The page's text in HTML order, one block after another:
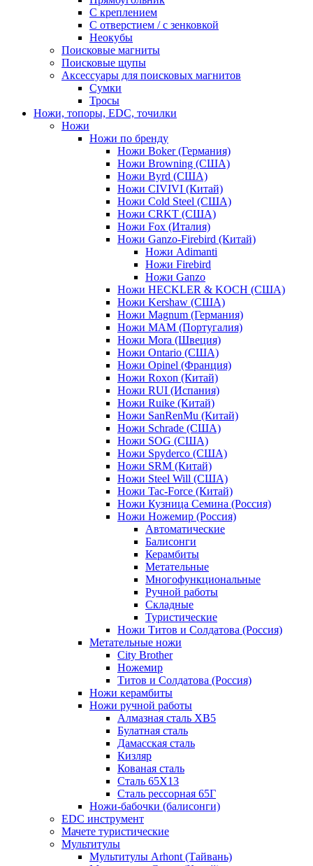
С креплением
С отверстием / с зенковкой
Неокубы
Поисковые магниты
Поисковые щупы
Аксессуары для поисковых магнитов
Сумки
Тросы
Ножи, топоры, EDC, точилки
Ножи
Ножи по бренду
Ножи Boker (Германия)
Ножи Browning (США)
Ножи Byrd (США)
Ножи CIVIVI (Китай)
Ножи Cold Steel (США)
Ножи CRKT (США)
Ножи Fox (Италия)
Ножи Ganzo-Firebird (Китай)
Ножи Adimanti
Ножи Firebird
Ножи Ganzo
Ножи HECKLER & KOCH (США)
Ножи Kershaw (США)
Ножи Magnum (Германия)
Ножи MAM (Португалия)
Ножи Mora (Швеция)
Ножи Ontario (США)
Ножи Opinel (Франция)
Ножи Roxon (Китай)
Ножи RUI (Испания)
Ножи Ruike (Китай)
Ножи SanRenMu (Китай)
Ножи Schrade (США)
Ножи SOG (США)
Ножи Spyderco (США)
Ножи SRM (Китай)
Ножи Steel Will (США)
Ножи Tac-Force (Китай)
Ножи Кузница Семина (Россия)
Ножи Ножемир (Россия)
Автоматические
Балисонги
Керамбиты
Метательные
Многофункциональные
Ручной работы
Складные
Туристические
Ножи Титов и Солдатова (Россия)
Метательные ножи
City Brother
Ножемир
Титов и Солдатова (Россия)
Ножи керамбиты
Ножи ручной работы
Алмазная сталь ХВ5
Булатная сталь
Дамасская сталь
Кизляр
Кованая сталь
Сталь 65Х13
Сталь рессорная 65Г
Ножи-бабочки (балисонги)
EDC инструмент
Мачете туристические
Мультитулы
Мультитулы Arhont (Тайвань)